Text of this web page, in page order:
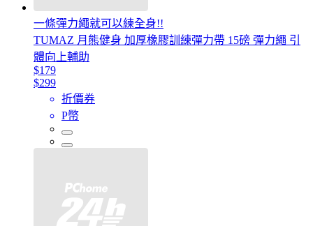
一條彈力繩就可以練全身!!
TUMAZ 月熊健身 加厚橡膠訓練彈力帶 15磅 彈力繩 引
體向上輔助
$179
$299
折價券
P幣